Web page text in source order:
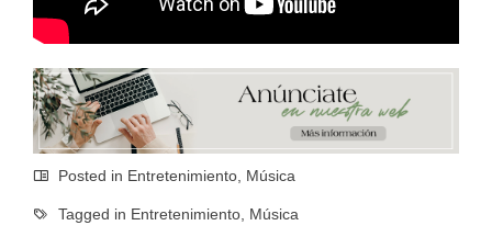
Posted in Entretenimiento Música
Tagged in Entretenimiento Música